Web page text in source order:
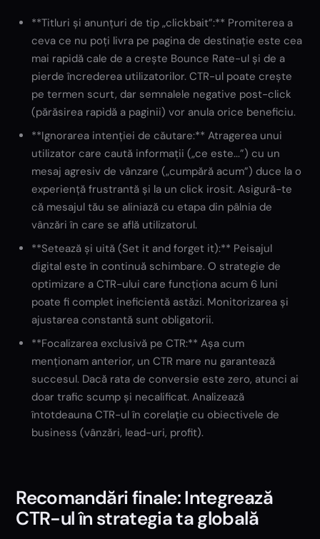
**Titluri și anunțuri de tip „clickbait”:** Promiterea a
ceva ce nu poți livra pe pagina de destinație este cea
mai rapidă cale de a crește Bounce Rate-ul și de a
pierde încrederea utilizatorilor. CTR-ul poate crește
pe termen scurt, dar semnalele negative post-click
(părăsirea rapidă a paginii) vor anula orice beneficiu.
**Ignorarea intenției de căutare:** Atragerea unui
utilizator care caută informații („ce este...”) cu un
mesaj agresiv de vânzare („cumpără acum”) duce la o
experiență frustrantă și la un click irosit. Asigură-te
că mesajul tău se aliniază cu etapa din pâlnia de
vânzări în care se află utilizatorul.
**Setează și uită (Set it and forget it):** Peisajul
digital este în continuă schimbare. O strategie de
optimizare a CTR-ului care funcționa acum 6 luni
poate fi complet ineficientă astăzi. Monitorizarea și
ajustarea constantă sunt obligatorii.
**Focalizarea exclusivă pe CTR:** Așa cum
menționam anterior, un CTR mare nu garantează
succesul. Dacă rata de conversie este zero, atunci ai
doar trafic scump și necalificat. Analizează
întotdeauna CTR-ul în corelație cu obiectivele de
business (vânzări, lead-uri, profit).
Recomandări finale: Integrează
CTR-ul în strategia ta globală